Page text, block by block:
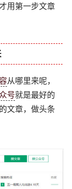
用第一步文章
从哪里来呢，
号就是最好的
文章，做头条